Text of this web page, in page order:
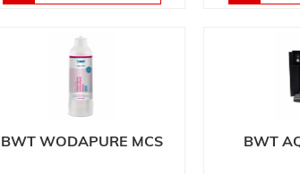
BWT WODAPURE MCS BWT